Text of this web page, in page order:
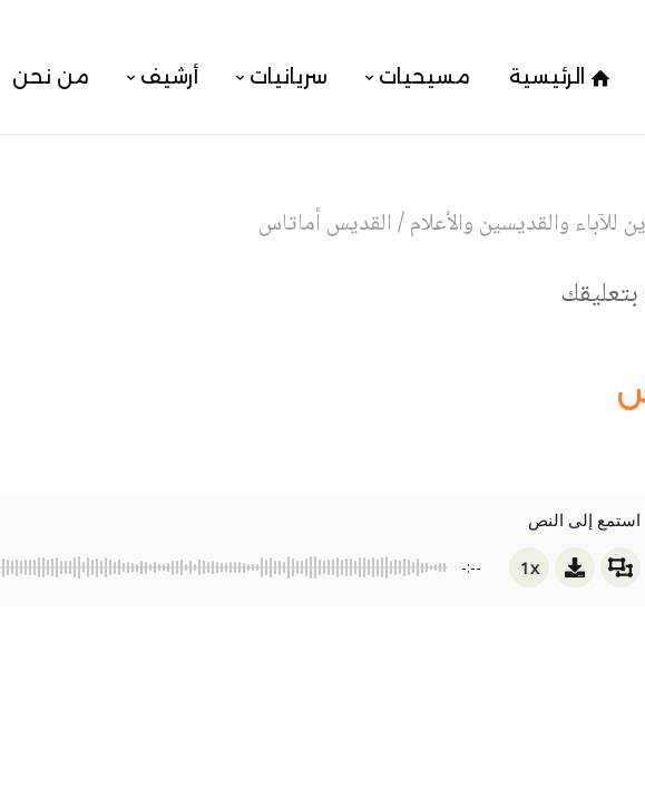
الرئيسية مسيحيات سريانيات أرشيف من نحن
والقديسين والأعلام/القديس أماتاس
استمع إلى النص
-:-- 1x